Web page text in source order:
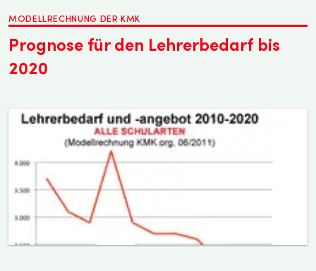
MODELLRECHNUNG DER KMK
Prognose für den Lehrerbedarf bis
2020